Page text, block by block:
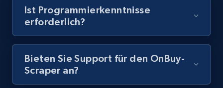
by podcast url
URL, Title, Youtuber, Youtuber md5, Video url,
Video length, Likes, Views, and more.
Ist Programmierkenntnisse
erforderlich?
Bieten Sie Support für den OnBuy-
Scraper an?